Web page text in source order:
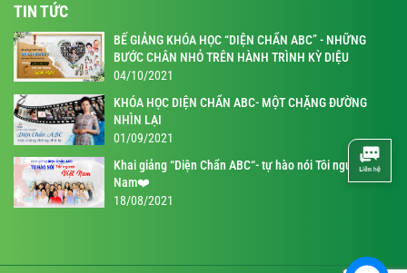
TIN TỨC
BẾ GIẢNG KHÓA HỌC “DIỆN CHẨN ABC” - NHỮNG
BƯỚC CHÂN NHỎ TRÊN HÀNH TRÌNH KỲ DIỆU
04/10/2021
KHÓA HỌC DIỆN CHẨN ABC- MỘT CHẶNG ĐƯỜNG
NHÌN LẠI
01/09/2021
Khai giảng “Diện Chẩn ABC“- tự hào nói Tôi người Việt
Nam❤️
18/08/2021